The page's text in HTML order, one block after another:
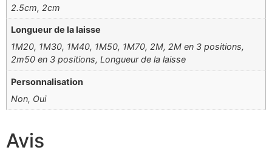
2.5cm, 2cm
Longueur de la laisse
1M20, 1M30, 1M40, 1M50, 1M70, 2M, 2M en 3 positions,
2m50 en 3 positions, Longueur de la laisse
Personnalisation
Non, Oui
Avis